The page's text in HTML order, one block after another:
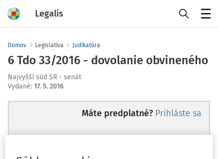
Legalis
Domov Legislatíva Judikatúra
6 Tdo 33/2016 - dovolanie obvineného
Najvyšší súd SR - senát
Vydané: 17. 5. 2016
Máte predplatné? Prihláste sa